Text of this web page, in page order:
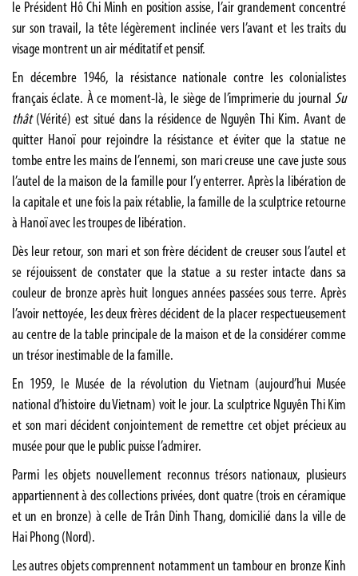
le Président Hô Chi Minh en position assise, l’air grandement concentré
sur son travail, la tête légèrement inclinée vers l’avant et les traits du
visage montrent un air méditatif et pensif.
En décembre 1946, la résistance nationale contre les colonialistes
français éclate. À ce moment-là, le siège de l’imprimerie du journal Su
thât(Vérité) est situé dans la résidence de Nguyên Thi Kim. Avant de
quitter Hanoï pour rejoindre la résistance et éviter que la statue ne
tombe entre les mains de l’ennemi, son mari creuse une cave juste sous
l’autel de la maison de la famille pour l’y enterrer. Après la libération de
la capitale et une fois la paix rétablie, la famille de la sculptrice retourne
à Hanoï avec les troupes de libération.
Dès leur retour, son mari et son frère décident de creuser sous l’autel et
se réjouissent de constater que la statue a su rester intacte dans sa
couleur de bronze après huit longues années passées sous terre. Après
l’avoir nettoyée, les deux frères décident de la placer respectueusement
au centre de la table principale de la maison et de la considérer comme
un trésor inestimable de la famille.
En 1959, le Musée de la révolution du Vietnam (aujourd’hui Musée
national d’histoire du Vietnam) voit le jour. La sculptrice Nguyên Thi Kim
et son mari décident conjointement de remettre cet objet précieux au
musée pour que le public puisse l’admirer.
Parmi les objets nouvellement reconnus trésors nationaux, plusieurs
appartiennent à des collections privées, dont quatre (trois en céramique
et un en bronze) à celle de Trân Dinh Thang, domicilié dans la ville de
Hai Phong (Nord).
Les autres objets comprennent notamment un tambour en bronze Kinh